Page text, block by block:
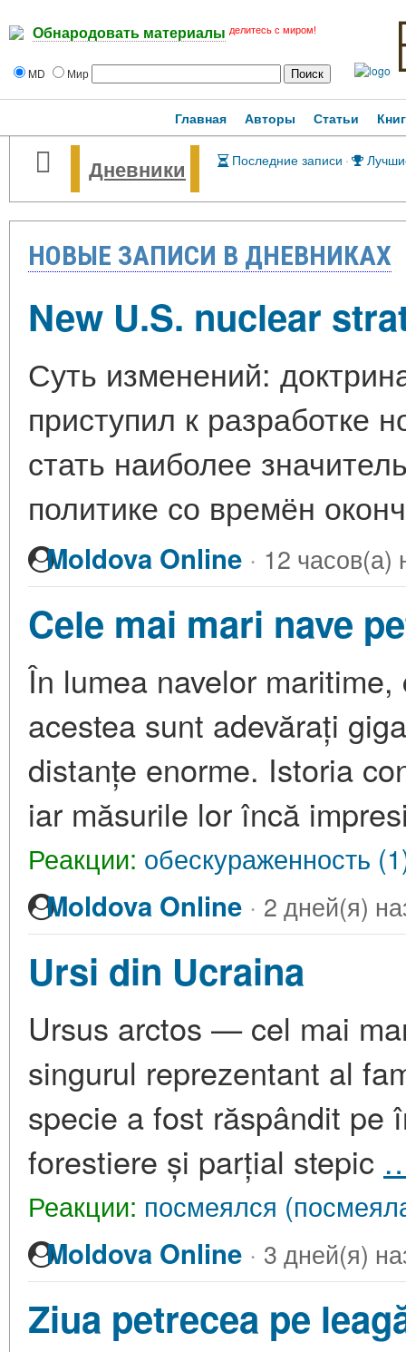
Обнародовать материалы делитесь с миром!
MD Мир
Главная Авторы Статьи
Дневники Последние записи ·
НОВЫЕ ЗАПИСИ В ДНЕВНИКАХ
New U.S. nuclear
Суть изменений:
приступил к разработке
стать наиболее
политике со времён
Moldova Online · 12 часов(а)
Cele mai mari nave
În lumea navelor
acestea sunt adevărați
distanțe enorme. Istoria
iar măsurile lor încă
Реакции: обескураженность
Moldova Online · 2 дней(я)
Ursi din Ucraina
Ursus arctos — cel mai
singurul reprezentant al
specie a fost răspândit pe
forestiere și parțial stepic
Реакции: посмеялся
Moldova Online · 3 дней(я)
Ziua petrecea pe